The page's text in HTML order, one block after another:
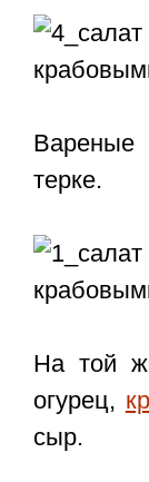
Вареные
терке.
На той
огурец,
сыр.